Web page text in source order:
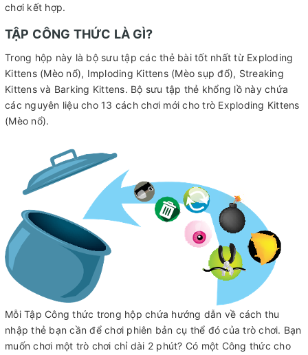
chơi kết hợp.
TẬP CÔNG THỨC LÀ GÌ?
Trong hộp này là bộ sưu tập các thẻ bài tốt nhất từ ​​Exploding
Kittens (Mèo nổ), Imploding Kittens (Mèo sụp đổ), Streaking
Kittens và Barking Kittens. Bộ sưu tập thẻ khổng lồ này chứa
các nguyên liệu cho 13 cách chơi mới cho trò Exploding Kittens
(Mèo nổ).
Mỗi Tập Công thức trong hộp chứa hướng dẫn về cách thu
nhập thẻ bạn cần để chơi phiên bản cụ thể đó của trò chơi. Bạn
muốn chơi một trò chơi chỉ dài 2 phút? Có một Công thức cho